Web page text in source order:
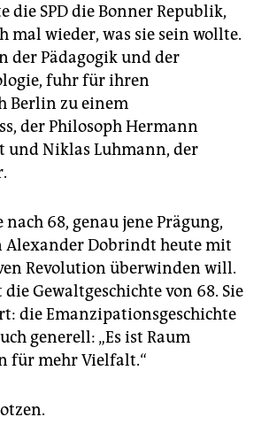
die SPD die Bonner Republik,
mal wieder, was sie sein wollte.
der Pädagogik und der
fuhr für ihren
Berlin zu einem
der Philosoph Hermann
und Niklas Luhmann, der
nach 68, genau jene Prägung,
Alexander Dobrindt heute mit
Revolution überwinden will.
Gewaltgeschichte von 68. Sie
die Emanzipationsgeschichte
generell: „Es ist Raum
für mehr Vielfalt.“